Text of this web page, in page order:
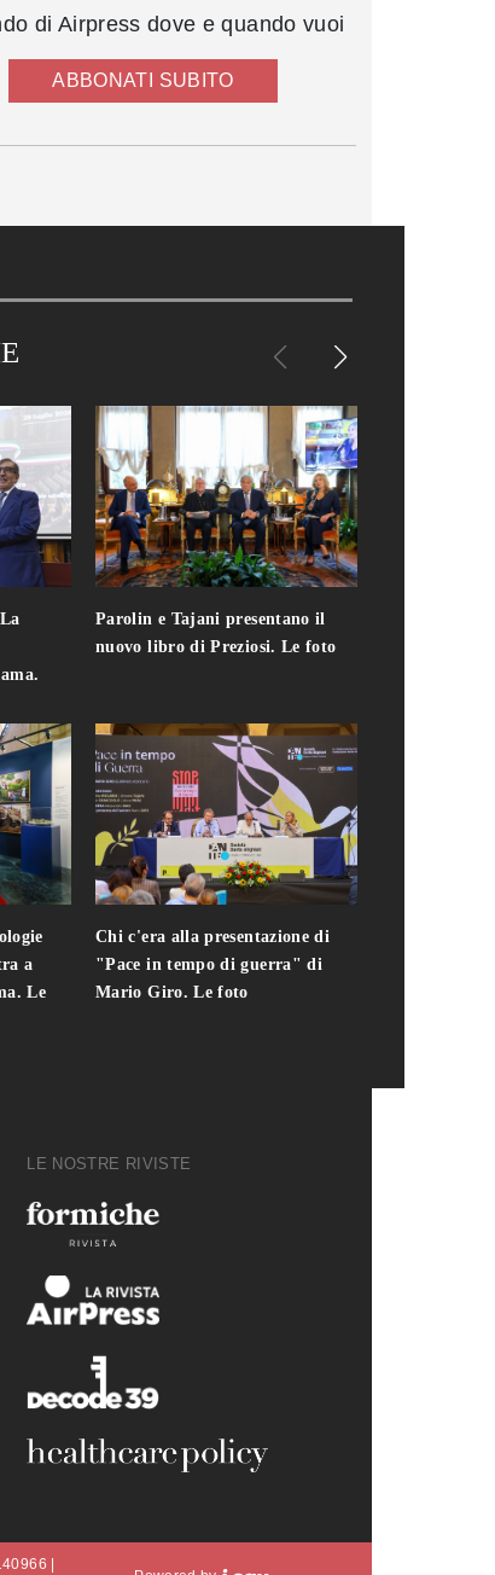
di Airpress dove e quando vuoi
ABBONATI SUBITO
a
Le
Parolin e Tajani presentano il
nuovo libro di Preziosi. Le foto
Chi c'era alla presentazione di
"Pace in tempo di guerra" di
Mario Giro. Le foto
LE NOSTRE RIVISTE
|